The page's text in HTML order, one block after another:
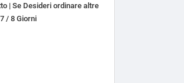
| Se Desideri ordinare altre
/ 8 Giorni